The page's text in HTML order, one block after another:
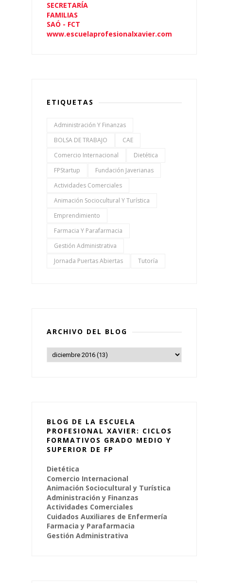
SECRETARÍA
FAMILIAS
SAÓ - FCT
www.escuelaprofesionalxavier.com
ETIQUETAS
Administración Y Finanzas
BOLSA DE TRABAJO
CAE
Comercio Internacional
Dietética
FPStartup
Fundación Javerianas
Actividades Comerciales
Animación Sociocultural Y Turística
Emprendimiento
Farmacia Y Parafarmacia
Gestión Administrativa
Jornada Puertas Abiertas
Tutoría
ARCHIVO DEL BLOG
BLOG DE LA ESCUELA
PROFESIONAL XAVIER: CICLOS
FORMATIVOS GRADO MEDIO Y
SUPERIOR DE FP
Dietética
Comercio Internacional
Animación Sociocultural y Turística
Administración y Finanzas
Actividades Comerciales
Cuidados Auxiliares de Enfermería
Farmacia y Parafarmacia
Gestión Administrativa